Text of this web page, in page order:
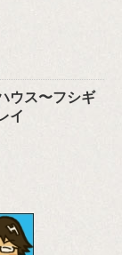
ウス〜フシギ
イ